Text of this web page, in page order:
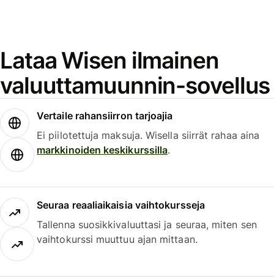
Lataa Wisen ilmainen
valuuttamuunnin-sovellus
Vertaile rahansiirron tarjoajia
Ei piilotettuja maksuja. Wisella siirrät rahaa aina
markkinoiden keskikurssilla.
Seuraa reaaliaikaisia vaihtokursseja
Tallenna suosikkivaluuttasi ja seuraa, miten sen
vaihtokurssi muuttuu ajan mittaan.